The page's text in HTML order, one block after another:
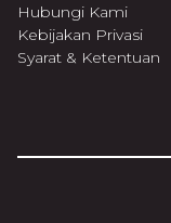
Hubungi Kami
Kebijakan Privasi
Syarat & Ketentuan